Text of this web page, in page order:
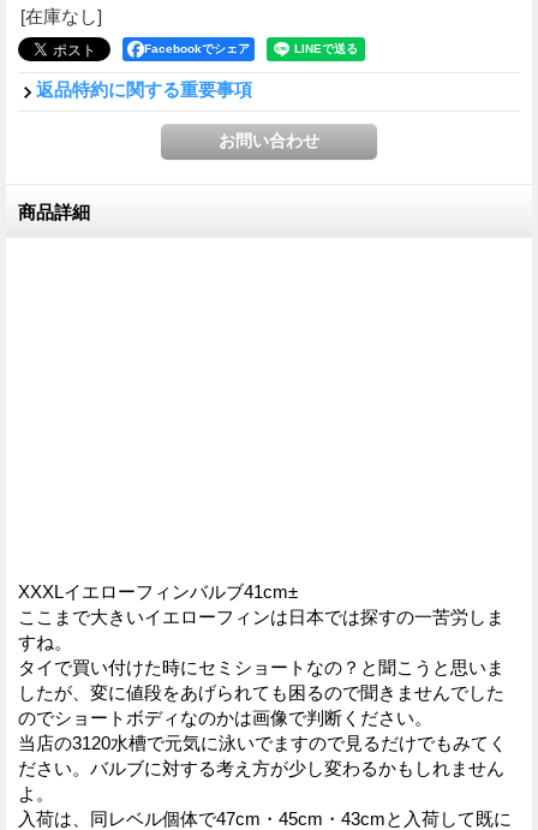
[在庫なし]
Facebookでシェア
返品特約に関する重要事項
商品詳細
XXXLイエローフィンバルブ41cm±
ここまで大きいイエローフィンは日本では探すの一苦労しま
すね。
タイで買い付けた時にセミショートなの？と聞こうと思いま
したが、変に値段をあげられても困るので聞きませんでした
のでショートボディなのかは画像で判断ください。
当店の3120水槽で元気に泳いでますので見るだけでもみてく
ださい。バルブに対する考え方が少し変わるかもしれません
よ。
入荷は、同レベル個体で47cm・45cm・43cmと入荷して既に